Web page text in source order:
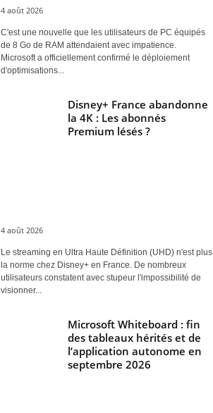
4 août 2026
C'est une nouvelle que les utilisateurs de PC équipés
de 8 Go de RAM attendaient avec impatience.
Microsoft a officiellement confirmé le déploiement
d'optimisations...
Disney+ France abandonne
la 4K : Les abonnés
Premium lésés ?
4 août 2026
Le streaming en Ultra Haute Définition (UHD) n'est plus
la norme chez Disney+ en France. De nombreux
utilisateurs constatent avec stupeur l'impossibilité de
visionner...
Microsoft Whiteboard : fin
des tableaux hérités et de
l’application autonome en
septembre 2026